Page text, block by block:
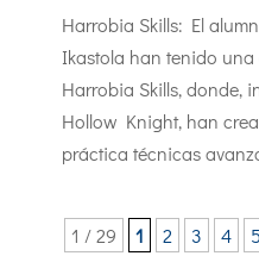
Harrobia Skills: El
Ikastola han tenido
Harrobia Skills, donde,
Hollow Knight, han
práctica técnicas
1 / 29 1 2 3 4 5